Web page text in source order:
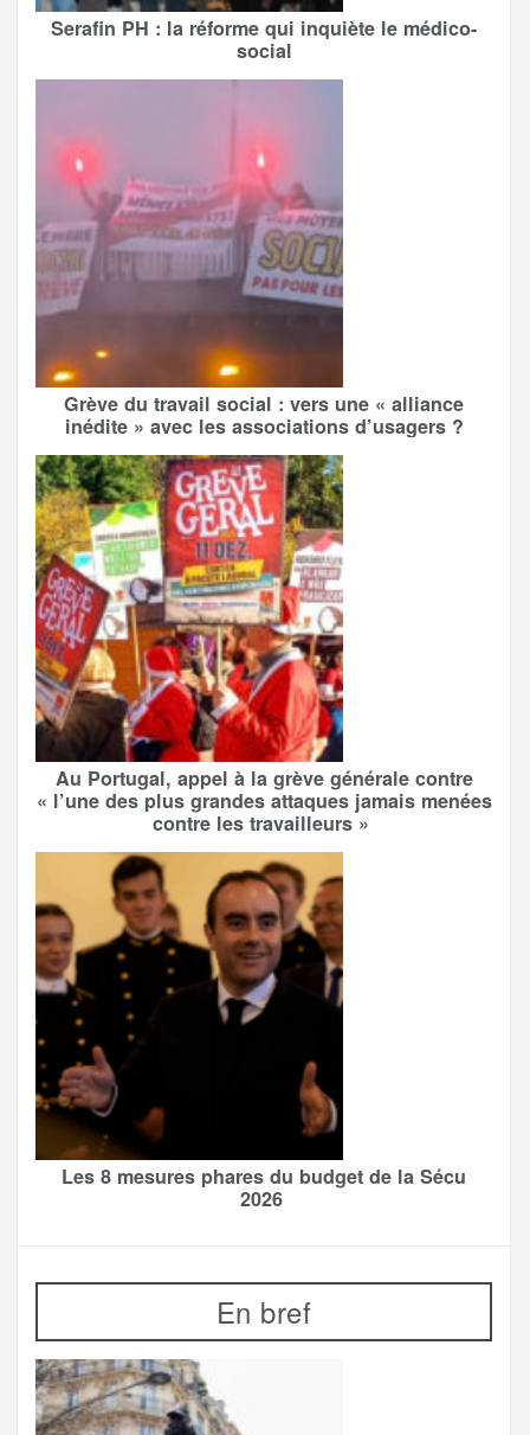
Serafin PH : la réforme qui inquiète le médico-
social
Grève du travail social : vers une « alliance
inédite » avec les associations d’usagers ?
Au Portugal, appel à la grève générale contre
« l’une des plus grandes attaques jamais menées
contre les travailleurs »
Les 8 mesures phares du budget de la Sécu
2026
En bref